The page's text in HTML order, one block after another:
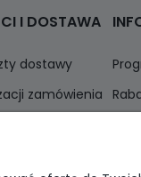
I DOSTAWA
dostawy
zamówienia